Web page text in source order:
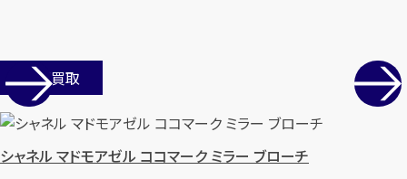
店舗買取
シャネル マドモアゼル ココマーク ミラー ブローチ